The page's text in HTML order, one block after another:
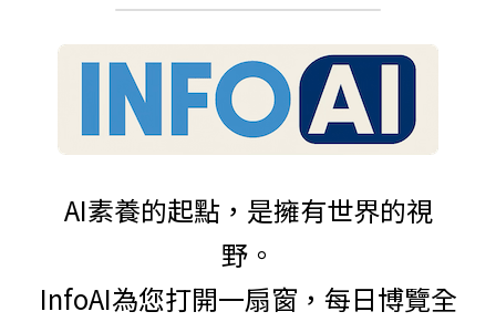
AI素養的起點，是擁有世界的視
野。
InfoAI為您打開一扇窗，每日博覽全